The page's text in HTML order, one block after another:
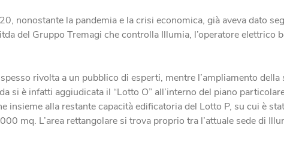
nonostante la pandemia e la crisi economica, già aveva dato
del Gruppo Tremagi che controlla Illumia, l’operatore
rivolta a un pubblico di esperti, mentre l’ampliamento della
si è infatti aggiudicata il “Lotto O” all’interno del piano
alla restante capacità edificatoria del Lotto P, su cui è
mq. L’area rettangolare si trova proprio tra l’attuale sede di